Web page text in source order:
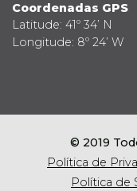
Coordenadas GPS
Latitude: 41º 34’ N
Longitude: 8º 24’ W
© 2019
Política de
Política de